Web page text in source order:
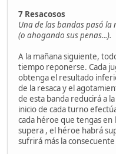
7 Resacosos
Una de las bandas pasó
(o ahogando sus penas...).
A la mañana siguiente,
tiempo reponerse. Cada
obtenga el resultado
de la resaca y el
de esta banda reducirá a
inicio de cada turno
cada héroe que tengas en
supera , el héroe habrá
sufrirá más la